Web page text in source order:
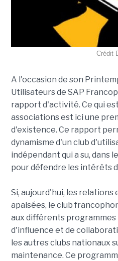
Crédit
A l'occasion de son
Utilisateurs de SAP
rapport d'activité. Ce qui
associations est ici une
d'existence. Ce rapport
dynamisme d'un club
indépendant qui a su, dans
pour défendre les intérêts
Si, aujourd'hui, les relations
apaisées, le club
aux différents
d'influence et de
les autres clubs nationaux
maintenance. Ce